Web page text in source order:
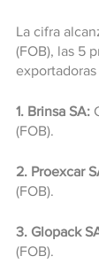
La cifra
(FOB), las 5
1. Brinsa SA:
(FOB).
2. Proexcar
(FOB).
3. Glopack
(FOB).